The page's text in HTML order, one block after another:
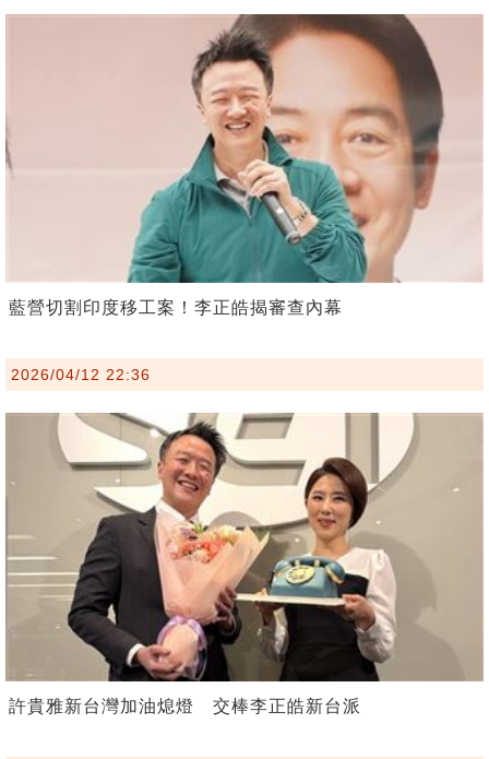
藍營切割印度移工案！李正皓揭審查內幕
2026/04/12 22:36
許貴雅新台灣加油熄燈 交棒李正皓新台派